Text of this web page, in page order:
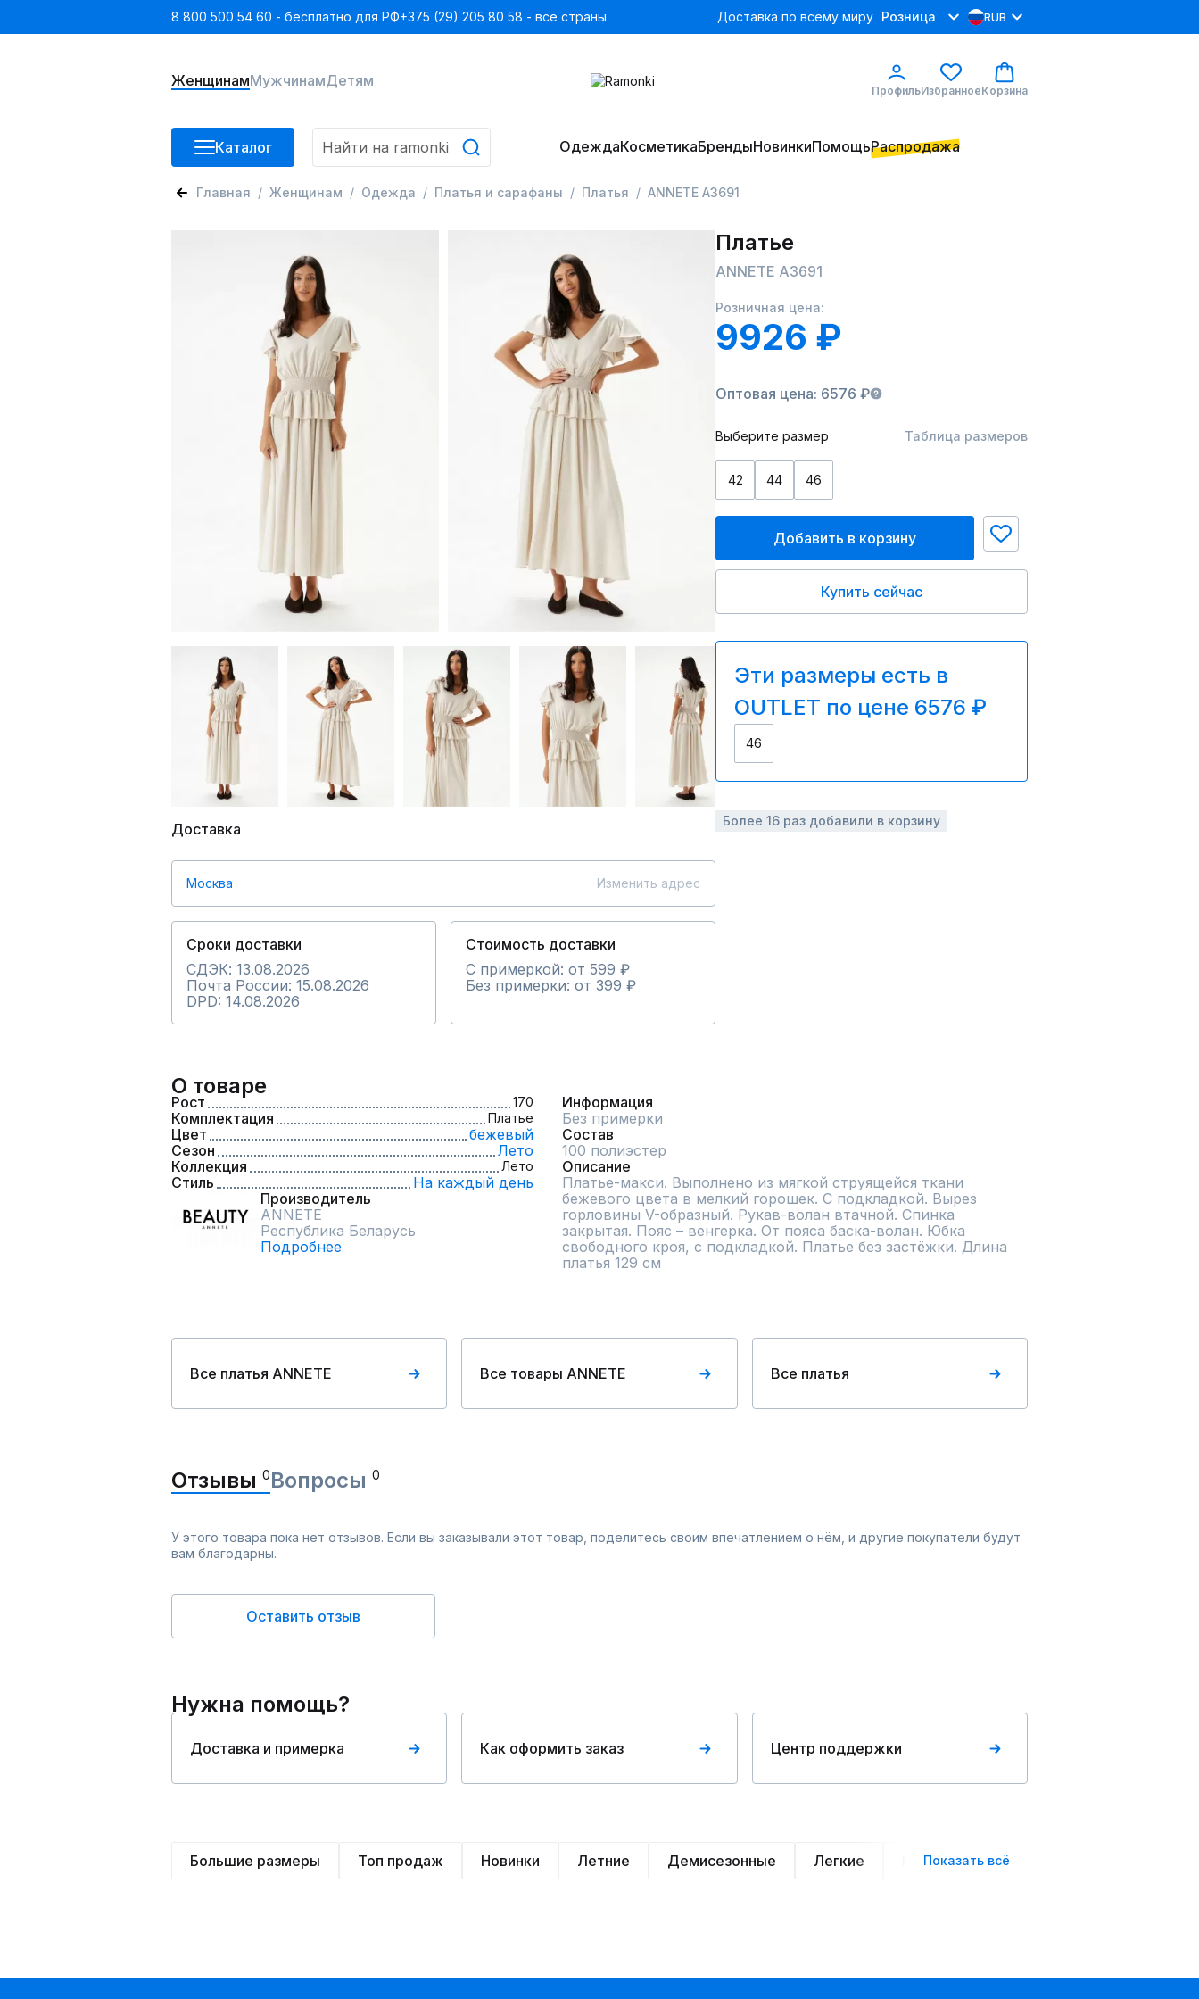
8 800 500 54 60 - бесплатно для РФ+375 (29) 205 80 58 - все страны Доставка по всему миру Розница RUB
ЖенщинамМужчинамДетям
ПрофильИзбранноеКорзина
Каталог ОдеждаКосметикаБрендыНовинкиПомощьРаспродажа
Главная Женщинам Одежда Платья и сарафаны Платья ANNETE A3691
Доставка
Москва Изменить адрес
Сроки доставки
СДЭК: 13.08.2026
Почта России: 15.08.2026
DPD: 14.08.2026
Стоимость доставки
С примеркой: от 599 ₽
Без примерки: от 399 ₽
Платье
ANNETE A3691
Розничная цена:
9926 ₽
Оптовая цена: 6576 ₽
Выберите размер Таблица размеров
42 44 46
Добавить в корзину
Купить сейчас
Эти размеры есть в
OUTLET по цене 6576 ₽
46
Более 16 раз добавили в корзину
О товаре
Рост 170
Комплектация Платье
Цвет
бежевый
Сезон
Лето
Коллекция
Лето
Стиль
На каждый день
Производитель
ANNETE
Республика Беларусь
Подробнее
Информация
Без примерки
Состав
100 полиэстер
Описание
Платье-макси. Выполнено из мягкой струящейся ткани
бежевого цвета в мелкий горошек. С подкладкой. Вырез
горловины V-образный. Рукав-волан втачной. Спинка
закрытая. Пояс – венгерка. От пояса баска-волан. Юбка
свободного кроя, с подкладкой. Платье без застёжки. Длина
платья 129 см
Все платья ANNETE Все товары ANNETE Все платья
Отзывы 0Вопросы 0
У этого товара пока нет отзывов. Если вы заказывали этот товар, поделитесь своим впечатлением о нём, и другие покупатели будут
вам благодарны.
Оставить отзыв
Нужна помощь?
Доставка и примерка Как оформить заказ Центр поддержки
Большие размеры Топ продаж Новинки Летние Демисезонные Легкие Нарядные
Показать всё